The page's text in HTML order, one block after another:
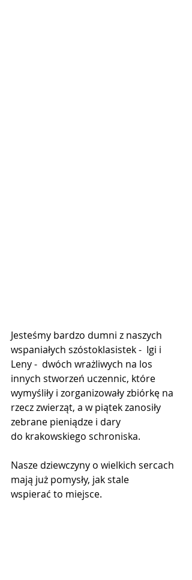
Jesteśmy bardzo dumni z naszych
wspaniałych szóstoklasistek -  Igi i
Leny -  dwóch wrażliwych na los
innych stworzeń uczennic, które
wymyśliły i zorganizowały zbiórkę na
rzecz zwierząt, a w piątek zanosiły
zebrane pieniądze i dary
do krakowskiego schroniska.
Nasze dziewczyny o wielkich sercach
mają już pomysły, jak stale
wspierać to miejsce.